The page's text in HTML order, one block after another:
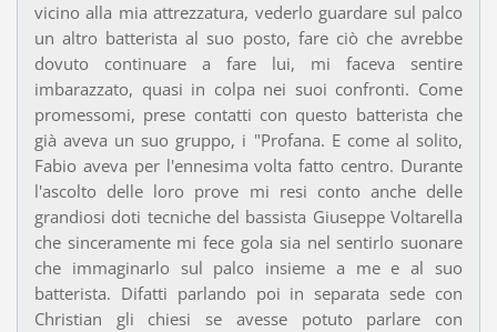
vicino alla mia attrezzatura, vederlo guardare sul palco
un altro batterista al suo posto, fare ciò che avrebbe
dovuto continuare a fare lui, mi faceva sentire
imbarazzato, quasi in colpa nei suoi confronti. Come
promessomi, prese contatti con questo batterista che
già aveva un suo gruppo, i "Profana. E come al solito,
Fabio aveva per l'ennesima volta fatto centro. Durante
l'ascolto delle loro prove mi resi conto anche delle
grandiosi doti tecniche del bassista Giuseppe Voltarella
che sinceramente mi fece gola sia nel sentirlo suonare
che immaginarlo sul palco insieme a me e al suo
batterista. Difatti parlando poi in separata sede con
Christian gli chiesi se avesse potuto parlare con